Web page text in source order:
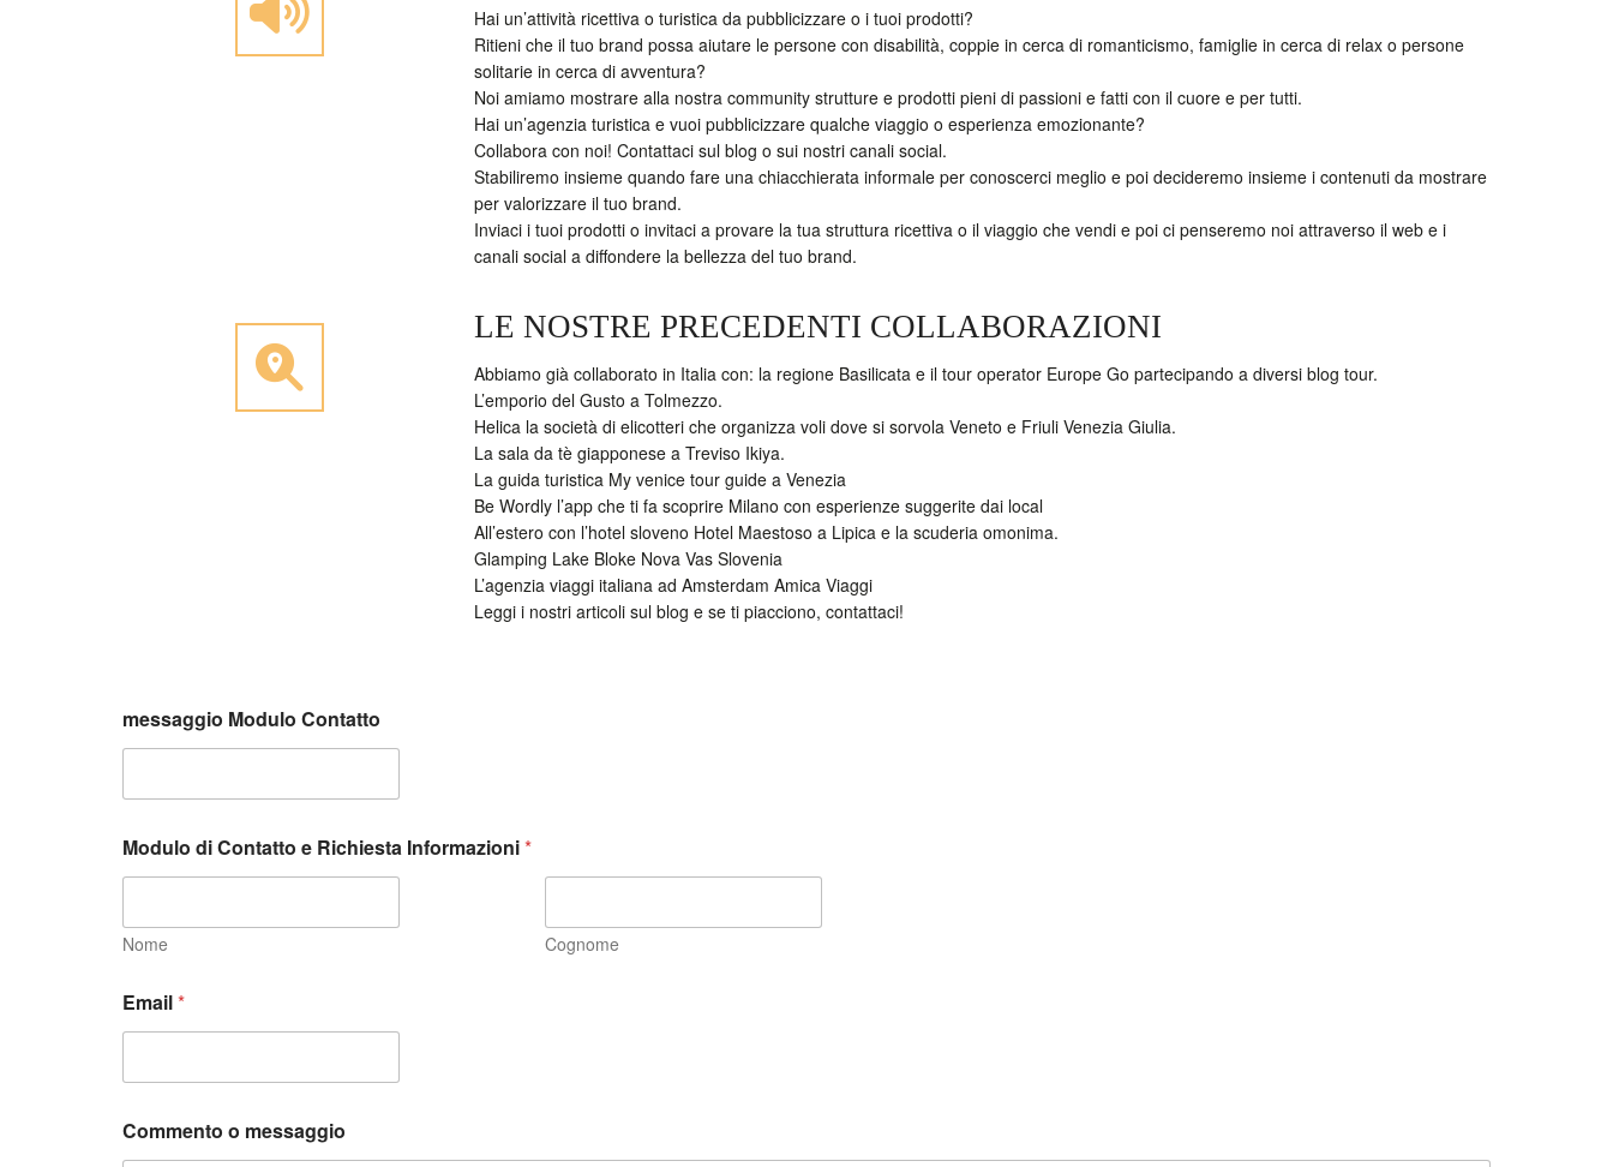
Hai un’attività ricettiva o turistica da pubblicizzare o i tuoi prodotti?
Ritieni che il tuo brand possa aiutare le persone con disabilità, coppie in cerca di romanticismo, famiglie in cerca di relax o persone
solitarie in cerca di avventura?
Noi amiamo mostrare alla nostra community strutture e prodotti pieni di passioni e fatti con il cuore e per tutti.
Hai un’agenzia turistica e vuoi pubblicizzare qualche viaggio o esperienza emozionante?
Collabora con noi! Contattaci sul blog o sui nostri canali social.
Stabiliremo insieme quando fare una chiacchierata informale per conoscerci meglio e poi decideremo insieme i contenuti da mostrare
per valorizzare il tuo brand.
Inviaci i tuoi prodotti o invitaci a provare la tua struttura ricettiva o il viaggio che vendi e poi ci penseremo noi attraverso il web e i
canali social a diffondere la bellezza del tuo brand.
LE NOSTRE PRECEDENTI COLLABORAZIONI
Abbiamo già collaborato in Italia con: la regione Basilicata e il tour operator Europe Go partecipando a diversi blog tour.
L’emporio del Gusto a Tolmezzo.
Helica la società di elicotteri che organizza voli dove si sorvola Veneto e Friuli Venezia Giulia.
La sala da tè giapponese a Treviso Ikiya.
La guida turistica My venice tour guide a Venezia
Be Wordly l’app che ti fa scoprire Milano con esperienze suggerite dai local
All’estero con l’hotel sloveno Hotel Maestoso a Lipica e la scuderia omonima.
Glamping Lake Bloke Nova Vas Slovenia
L’agenzia viaggi italiana ad Amsterdam Amica Viaggi
Leggi i nostri articoli sul blog e se ti piacciono, contattaci!
messaggio Modulo Contatto
Modulo di Contatto e Richiesta Informazioni*
Nome Cognome
Email*
Commento o messaggio